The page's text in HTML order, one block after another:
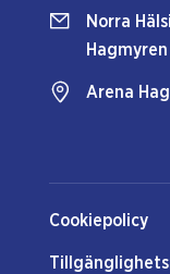
Cookiepolicy
Norra
Hagmyren
Arena